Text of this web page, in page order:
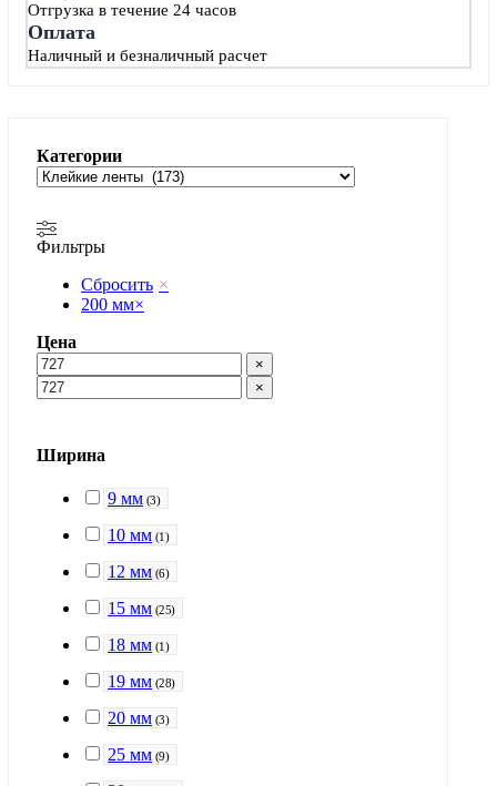
Отгрузка в течение 24 часов
Оплата
Наличный и безналичный расчет
Категории
Фильтры
Сбросить ×
200 мм×
Цена
×
×
Ширина
9 мм (3)
10 мм (1)
12 мм (6)
15 мм (25)
18 мм (1)
19 мм (28)
20 мм (3)
25 мм (9)